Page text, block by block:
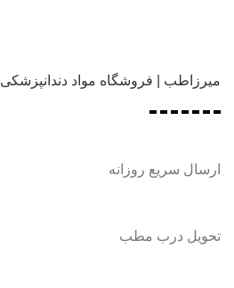
میرزاطب | فروشگاه مواد دندانپزشکی
ارسال سریع روزانه
تحویل درب مطب